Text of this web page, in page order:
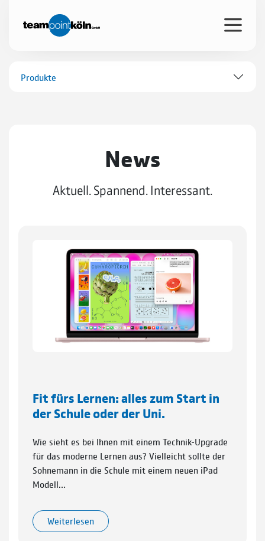
Produkte
News
Aktuell. Spannend. Interessant.
Fit fürs Lernen: alles zum Start in
der Schule oder der Uni.
Wie sieht es bei Ihnen mit einem Technik-Upgrade
für das moderne Lernen aus? Vielleicht sollte der
Sohnemann in die Schule mit einem neuen iPad
Modell…
Weiterlesen